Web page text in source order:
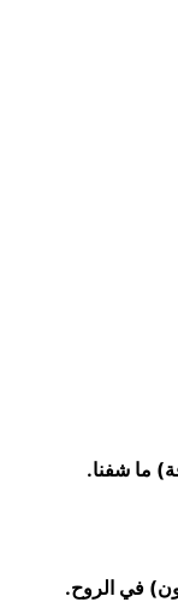
ما شفنا.
في الروح.